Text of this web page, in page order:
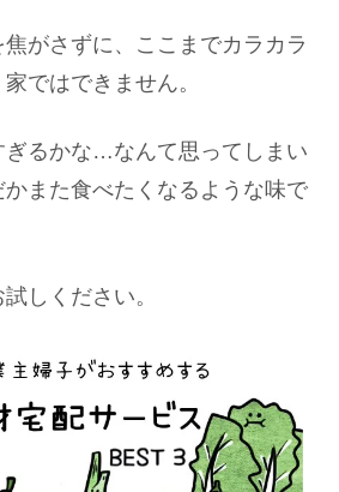
がさずに、ここまでカラカラ
ではできません。
ぎるかな…なんて思ってしまい
かまた食べたくなるような味で
しください。